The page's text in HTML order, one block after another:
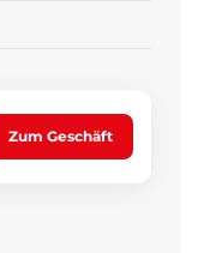
Zum Geschäft